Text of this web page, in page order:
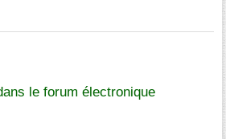
le forum électronique